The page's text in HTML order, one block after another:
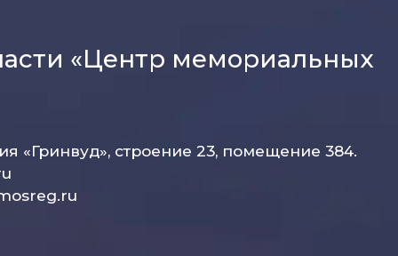
«Центр мемориальных
«Гринвуд», строение 23, помещение 384.